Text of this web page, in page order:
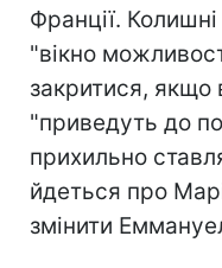
Франції.
"вікно
закритися, якщо
"приведуть до
прихильно
йдеться про
змінити